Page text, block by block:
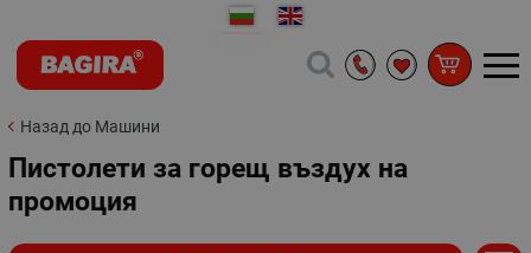
Назад до Машини
Пистолети за горещ въздух на
промоция